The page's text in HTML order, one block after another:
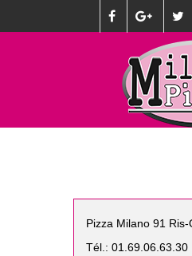
Pizza Milano 91
Tél.: 01.69.06.63.30